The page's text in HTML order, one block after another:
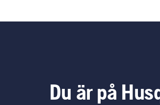
Du är på